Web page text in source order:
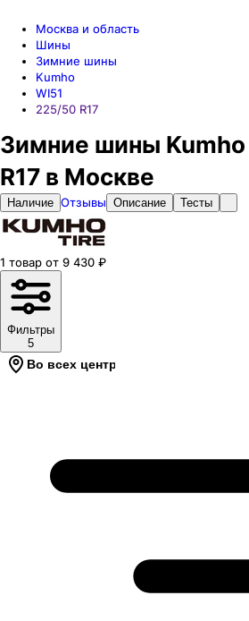
Москва и область
Шины
Зимние шины
Kumho
WI51
225/50 R17
Зимние шины Kumho
R17 в Москве
Наличие Отзывы Описание Тесты
1 товар от 9 430 ₽
Фильтры
5
Во всех центрах